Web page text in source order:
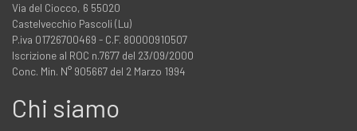
Via del Ciocco, 6 55020
Castelvecchio Pascoli (Lu)
P.iva 01726700469 - C.F. 80000910507
Iscrizione al ROC n.7677 del 23/09/2000
Conc. Min. N° 905667 del 2 Marzo 1994
Chi siamo